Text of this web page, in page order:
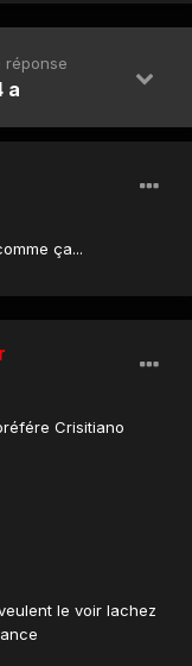
réponse
a
ça...
Crisitiano
le voir lachez